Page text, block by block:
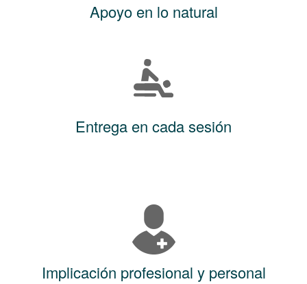
Apoyo en lo natural
Entrega en cada sesión
Implicación profesional y personal